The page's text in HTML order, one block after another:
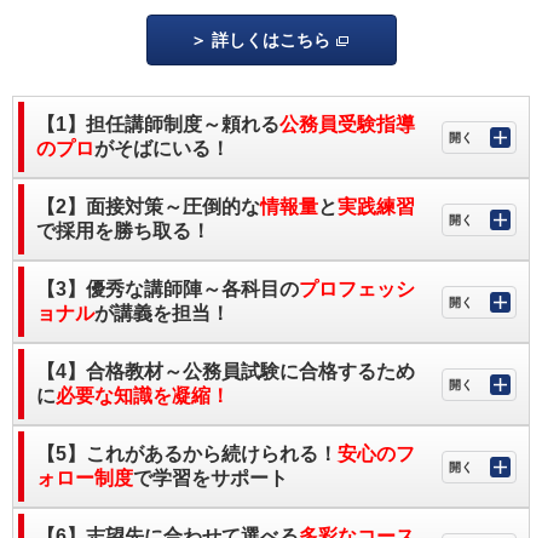
詳しくはこちら
【1】担任講師制度～頼れる公務員受験指導
のプロがそばにいる！
【2】面接対策～圧倒的な情報量と実践練習
で採用を勝ち取る！
【3】優秀な講師陣～各科目のプロフェッシ
ョナルが講義を担当！
【4】合格教材～公務員試験に合格するため
に必要な知識を凝縮！
【5】これがあるから続けられる！ 安心のフ
ォロー制度で学習をサポート